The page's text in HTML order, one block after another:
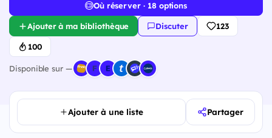
Où réserver · 18 options
Ajouter à ma bibliothèque Discuter 123
100
Disponible sur —
Ajouter à une liste Partager